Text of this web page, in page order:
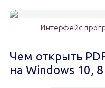
Интерфейс
Чем открыть
на Windows 10,